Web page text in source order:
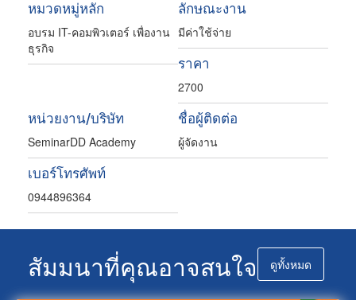
หมวดหมู่หลัก
อบรม IT-คอมพิวเตอร์ เพื่องาน
ธุรกิจ
ลักษณะงาน
มีค่าใช้จ่าย
ราคา
2700
หน่วยงาน/บริษัท
SeminarDD Academy
ชื่อผู้ติดต่อ
ผู้จัดงาน
เบอร์โทรศัพท์
0944896364
สัมมนาที่คุณอาจสนใจ ดูทั้งหมด